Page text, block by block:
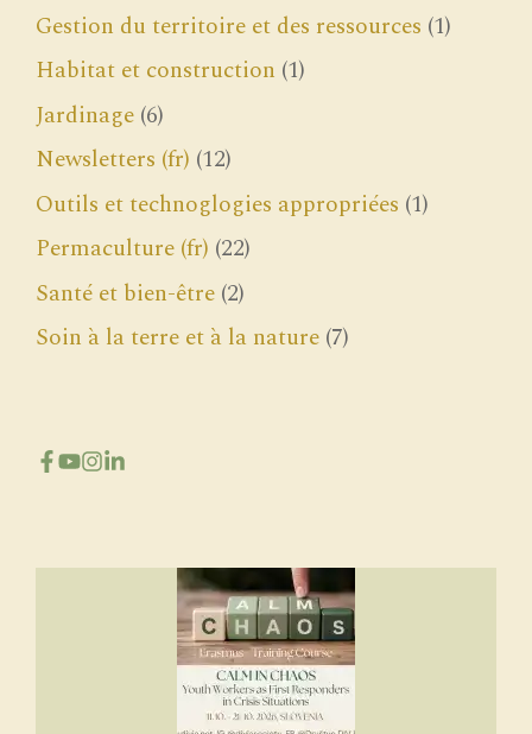
Gestion du territoire et des ressources (1)
Habitat et construction (1)
Jardinage (6)
Newsletters (fr) (12)
Outils et technoglogies appropriées (1)
Permaculture (fr) (22)
Santé et bien-être (2)
Soin à la terre et à la nature (7)